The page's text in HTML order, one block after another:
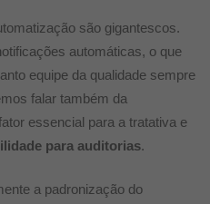
são gigantescos.
automáticas, o que
equipe da qualidade sempre
falar também da
essencial para a tratativa e
para auditorias.
a padronização do